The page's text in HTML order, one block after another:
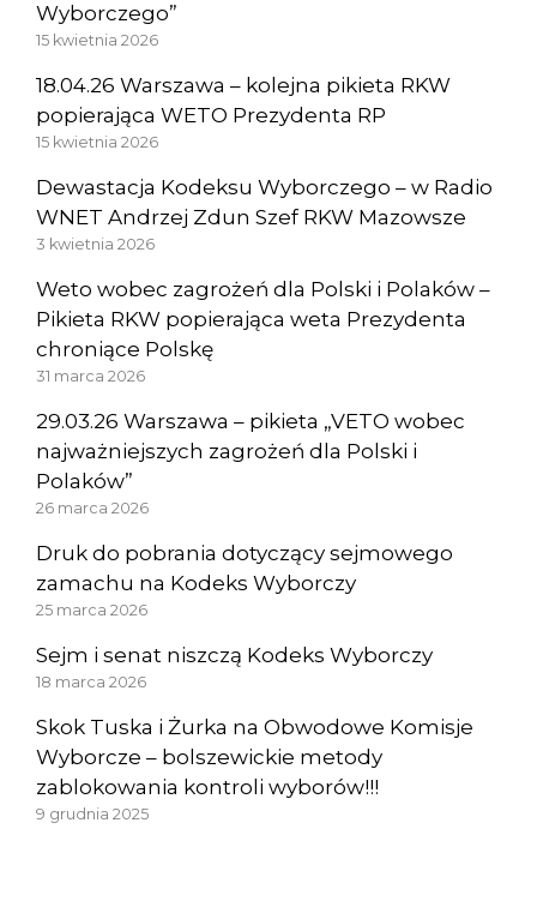
Wyborczego”
15 kwietnia 2026
18.04.26 Warszawa – kolejna pikieta RKW
popierająca WETO Prezydenta RP
15 kwietnia 2026
Dewastacja Kodeksu Wyborczego – w Radio
WNET Andrzej Zdun Szef RKW Mazowsze
3 kwietnia 2026
Weto wobec zagrożeń dla Polski i Polaków –
Pikieta RKW popierająca weta Prezydenta
chroniące Polskę
31 marca 2026
29.03.26 Warszawa – pikieta „VETO wobec
najważniejszych zagrożeń dla Polski i
Polaków”
26 marca 2026
Druk do pobrania dotyczący sejmowego
zamachu na Kodeks Wyborczy
25 marca 2026
Sejm i senat niszczą Kodeks Wyborczy
18 marca 2026
Skok Tuska i Żurka na Obwodowe Komisje
Wyborcze – bolszewickie metody
zablokowania kontroli wyborów!!!
9 grudnia 2025